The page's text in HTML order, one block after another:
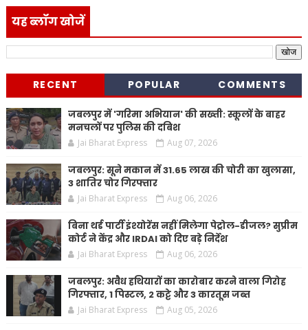
यह ब्लॉग खोजें
RECENT POPULAR COMMENTS
जबलपुर में 'गरिमा अभियान' की सख्ती: स्कूलों के बाहर
मनचलों पर पुलिस की दबिश
Jai Bharat Express Aug 07, 2026
जबलपुर: सूने मकान में 31.65 लाख की चोरी का खुलासा,
3 शातिर चोर गिरफ्तार
Jai Bharat Express Aug 06, 2026
बिना थर्ड पार्टी इंश्योरेंस नहीं मिलेगा पेट्रोल-डीजल? सुप्रीम
कोर्ट ने केंद्र और IRDAI को दिए बड़े निर्देश
Jai Bharat Express Aug 06, 2026
जबलपुर: अवैध हथियारों का कारोबार करने वाला गिरोह
गिरफ्तार, 1 पिस्टल, 2 कट्टे और 3 कारतूस जब्त
Jai Bharat Express Aug 05, 2026